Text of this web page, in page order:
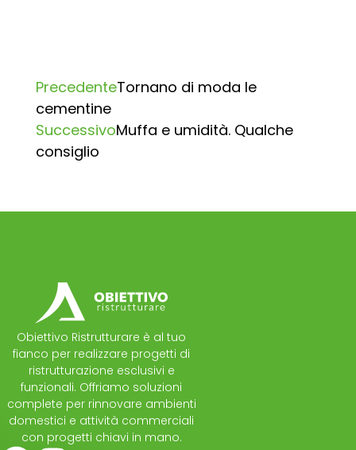
PrecedenteTornano di moda le
cementine
SuccessivoMuffa e umidità. Qualche
consiglio
Obiettivo Ristrutturare è al tuo
fianco per realizzare progetti di
ristrutturazione esclusivi e
funzionali. Offriamo soluzioni
complete per rinnovare ambienti
domestici e attività commerciali
con progetti chiavi in mano.